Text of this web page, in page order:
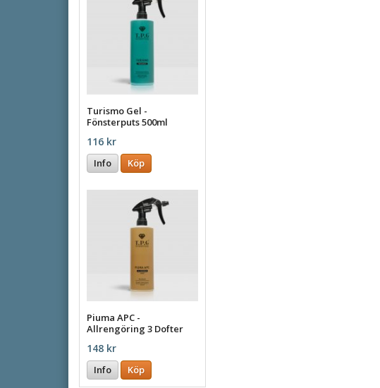
Turismo Gel -
Fönsterputs 500ml
116 kr
Info Köp
Piuma APC -
Allrengöring 3 Dofter
148 kr
Info Köp